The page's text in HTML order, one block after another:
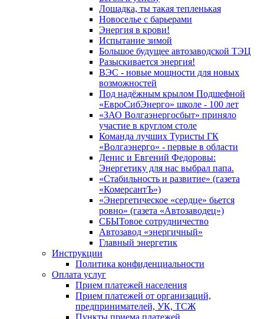
Лошадка, ты такая тепленькая
Новоселье с барьерами
Энергия в крови!
Испытание зимой
Большое будущее автозаводской ТЭЦ
Разыскивается энергия!
ВЭС - новые мощности для новых
возможностей
Под надёжным крылом Подшефной
«ЕвроСибЭнерго» школе - 100 лет
«ЗАО Волгаэнергосбыт» приняло
участие в круглом столе
Команда лучших Туристы ГК
«Волгаэнерго» - первые в области
Денис и Евгений Федоровы:
Энергетику для нас выбрал папа.
«Стабильность и развитие» (газета
«КомерсантЪ»)
«Энергетическое «сердце» бьется
ровно» (газета «Автозаводец»)
СБЫТовое сотрудничество
Автозавод «энергичный»
Главный энергетик
Инструкции
Политика конфиденциальности
Оплата услуг
Прием платежей населения
Прием платежей от организаций,
предпринимателей, УК, ТСЖ